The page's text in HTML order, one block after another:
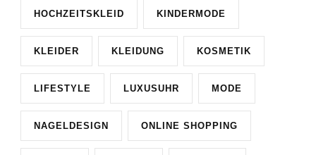
HOCHZEITSKLEID KINDERMODE
KLEIDER KLEIDUNG KOSMETIK
LIFESTYLE LUXUSUHR MODE
NAGELDESIGN ONLINE SHOPPING